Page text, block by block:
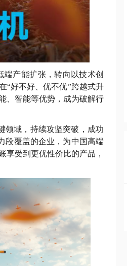
产能扩张，转向以技术创
“好不好、优不优”跨越式升
、智能等优势，成为破解行
领域，持续攻坚突破，成功
段覆盖的企业，为中国高端
受到更优性价比的产品，